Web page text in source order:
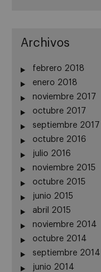
Archivos
febrero 2018
enero 2018
noviembre 2017
octubre 2017
septiembre 2017
octubre 2016
julio 2016
noviembre 2015
octubre 2015
junio 2015
abril 2015
noviembre 2014
octubre 2014
septiembre 2014
junio 2014